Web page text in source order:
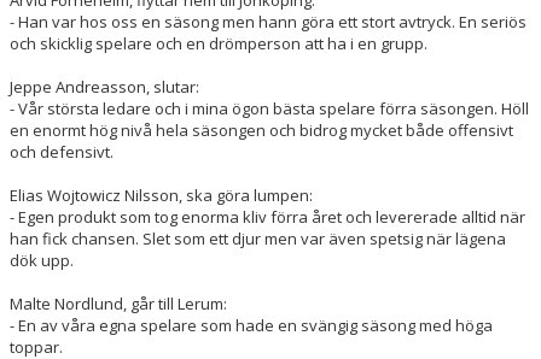
BILDGALLERI
DOKUMENT
INFO LEDARE
- Han var hos oss en säsong men hann göra ett stort avtryck. En seriös
och skicklig spelare och en drömperson att ha i en grupp.
Jeppe Andreasson, slutar:
- Vår största ledare och i mina ögon bästa spelare förra säsongen. Höll
en enormt hög nivå hela säsongen och bidrog mycket både offensivt
och defensivt.
Elias Wojtowicz Nilsson, ska göra lumpen:
- Egen produkt som tog enorma kliv förra året och levererade alltid när
han fick chansen. Slet som ett djur men var även spetsig när lägena
dök upp.
Malte Nordlund, går till Lerum:
- En av våra egna spelare som hade en svängig säsong med höga
toppar.